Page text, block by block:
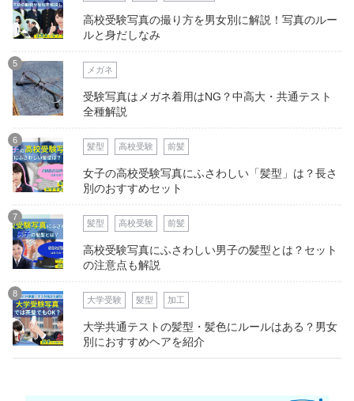
高校受験写真の撮り方を男女別に解説！写真のルー
ルと身だしなみ
5
メガネ
受験写真はメガネ着用はNG？中高大・共通テスト
全種解説
6
髪型 高校受験 前髪
女子の高校受験写真にふさわしい「髪型」は？長さ
別のおすすめセット
7
髪型 高校受験 前髪
高校受験写真にふさわしい男子の髪型とは？セット
の注意点も解説
8
大学受験 髪型 加工
大学共通テストの髪型・髪色にルールはある？男女
別におすすめヘアを紹介